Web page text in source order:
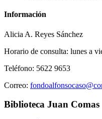
Información
Alicia A. Reyes Sánchez
Horario de consulta: lunes a
Teléfono: 5622 9653
Correo:
Biblioteca Juan Comas